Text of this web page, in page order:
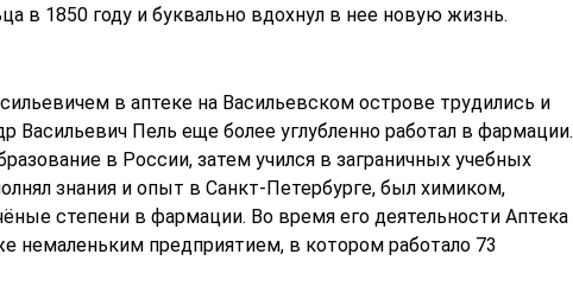
в 1850 году и буквально вдохнул в нее новую жизнь.
в аптеке на Васильевском острове трудились и
Васильевич Пель еще более углубленно работал в фармации.
в России, затем учился в заграничных учебных
знания и опыт в Санкт-Петербурге, был химиком,
степени в фармации. Во время его деятельности Аптека
немаленьким предприятием, в котором работало 73